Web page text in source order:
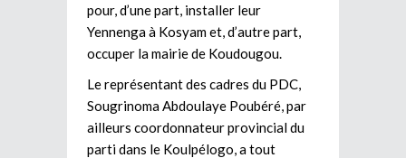
pour, d’une part, installer leur
Yennenga à Kosyam et, d’autre part,
occuper la mairie de Koudougou.
Le représentant des cadres du PDC,
Sougrinoma Abdoulaye Poubéré, par
ailleurs coordonnateur provincial du
parti dans le Koulpélogo, a tout